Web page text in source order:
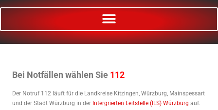
Bei Notfällen wählen Sie 112
Der Notruf 112 läuft für die Landkreise Kitzingen, Würzburg, Mainspessart
und der Stadt Würzburg in der Intergrierten Leitstelle (ILS) Würzburg auf.